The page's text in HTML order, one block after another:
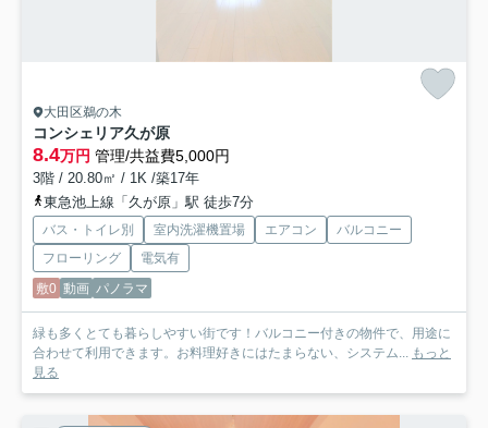
大田区鵜の木
コンシェリア久が原
8.4万円 管理/共益費5,000円
3階 / 20.80㎡ / 1K /築17年
東急池上線「久が原」駅 徒歩7分
バス・トイレ別 室内洗濯機置場 エアコン
バルコニー
フローリング
電気有
敷0 動画 パノラマ
緑も多くとても暮らしやすい街です！バルコニー付きの物件で、用途に
合わせて利用できます。お料理好きにはたまらない、システム...
もっと
見る